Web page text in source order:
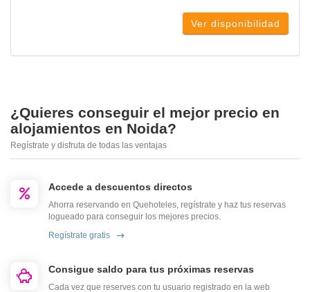
Ver disponibilidad
¿Quieres conseguir el mejor precio en
alojamientos en Noida?
Regístrate y disfruta de todas las ventajas
Accede a descuentos directos
Ahorra reservando en Quehoteles, regístrate y haz tus reservas
logueado para conseguir los mejores precios.
Regístrate gratis
Consigue saldo para tus próximas reservas
Cada vez que reserves con tu usuario registrado en la web